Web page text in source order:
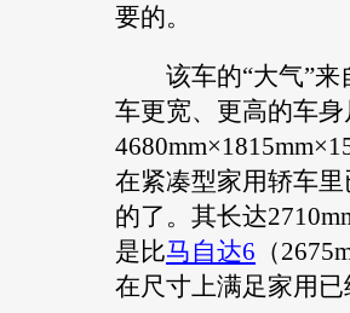
要的。
该车的“大气”来
车更宽、更高的车
在紧凑型家用轿车
的了。其长达
是比马自达6 （
在尺寸上满足家用